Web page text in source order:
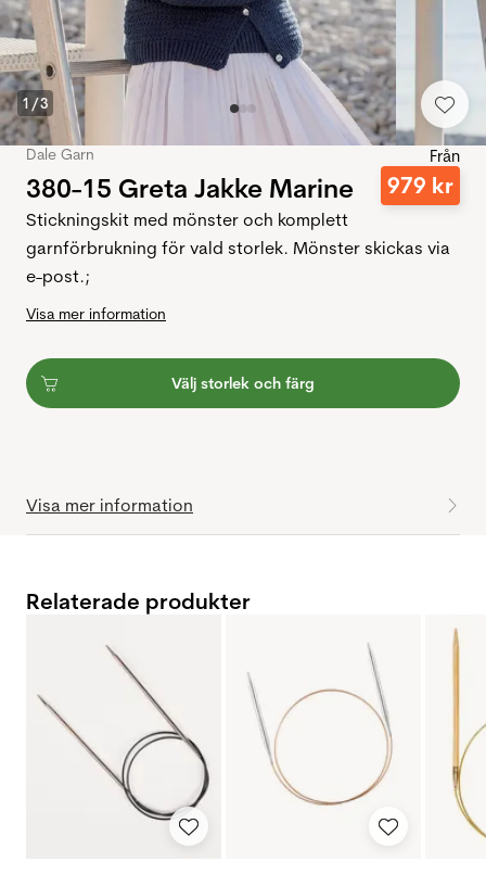
1 /3
Dale Garn
380-15 Greta Jakke Marine
Från
979 kr
Stickningskit med mönster och komplett
garnförbrukning för vald storlek. Mönster skickas via
e-post.;
Visa mer information
Välj storlek och färg
Visa mer information
Relaterade produkter